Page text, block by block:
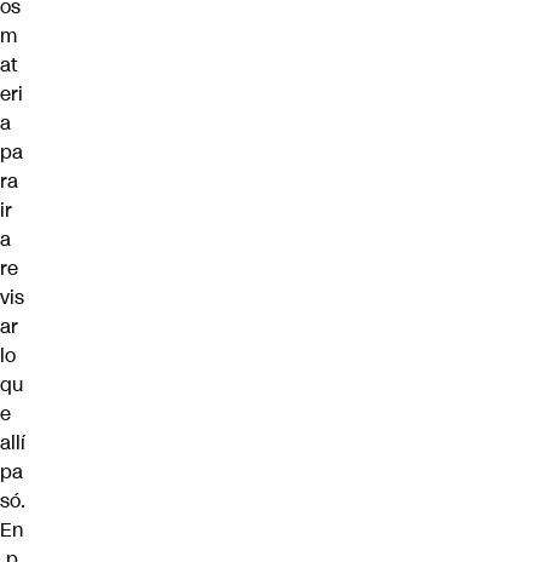
os
m
at
eri
a
pa
ra
ir
a
re
vis
ar
lo
qu
e
allí
pa
só.
En